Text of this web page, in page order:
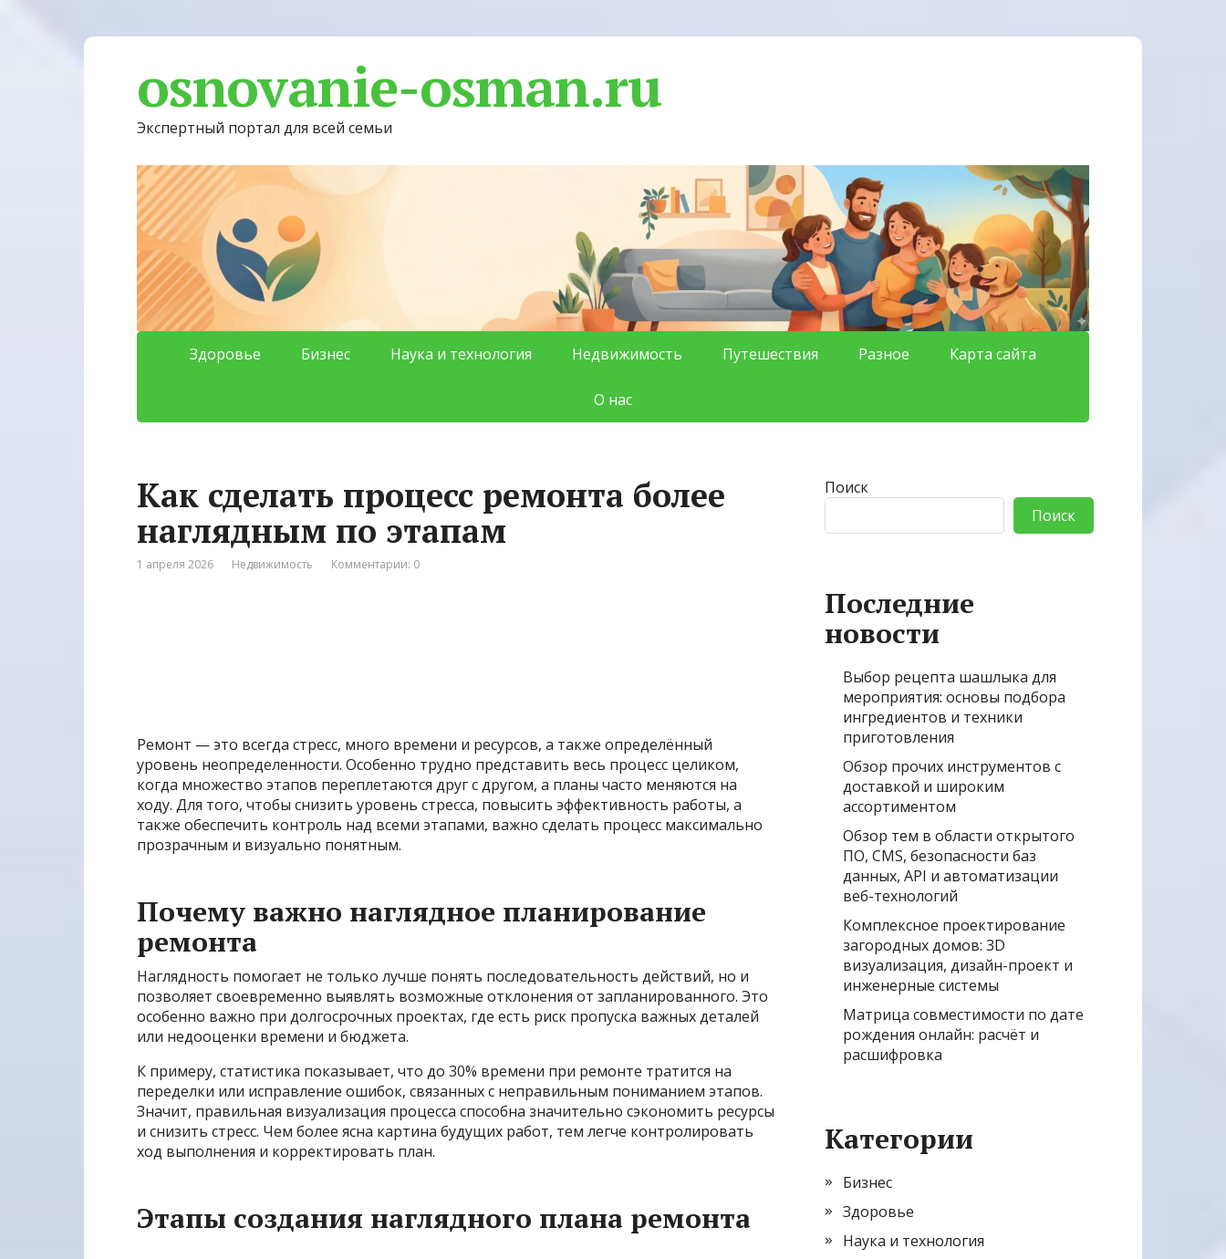
osnovanie-osman.ru
Экспертный портал для всей семьи
Здоровье Бизнес Наука и технология Недвижимость Путешествия Разное Карта сайта
О нас
Как сделать процесс ремонта более
наглядным по этапам
1 апреля 2026 Недвижимость Комментарии: 0
Ремонт — это всегда стресс, много времени и ресурсов, а также определённый
уровень неопределенности. Особенно трудно представить весь процесс целиком,
когда множество этапов переплетаются друг с другом, а планы часто меняются на
ходу. Для того, чтобы снизить уровень стресса, повысить эффективность работы, а
также обеспечить контроль над всеми этапами, важно сделать процесс максимально
прозрачным и визуально понятным.
Почему важно наглядное планирование
ремонта
Наглядность помогает не только лучше понять последовательность действий, но и
позволяет своевременно выявлять возможные отклонения от запланированного. Это
особенно важно при долгосрочных проектах, где есть риск пропуска важных деталей
или недооценки времени и бюджета.
К примеру, статистика показывает, что до 30% времени при ремонте тратится на
переделки или исправление ошибок, связанных с неправильным пониманием этапов.
Значит, правильная визуализация процесса способна значительно сэкономить ресурсы
и снизить стресс. Чем более ясна картина будущих работ, тем легче контролировать
ход выполнения и корректировать план.
Этапы создания наглядного плана ремонта
Поиск
Поиск
Последние
новости
Выбор рецепта шашлыка для
мероприятия: основы подбора
ингредиентов и техники
приготовления
Обзор прочих инструментов с
доставкой и широким
ассортиментом
Обзор тем в области открытого
ПО, CMS, безопасности баз
данных, API и автоматизации
веб-технологий
Комплексное проектирование
загородных домов: 3D
визуализация, дизайн-проект и
инженерные системы
Матрица совместимости по дате
рождения онлайн: расчёт и
расшифровка
Категории
Бизнес
Здоровье
Наука и технология